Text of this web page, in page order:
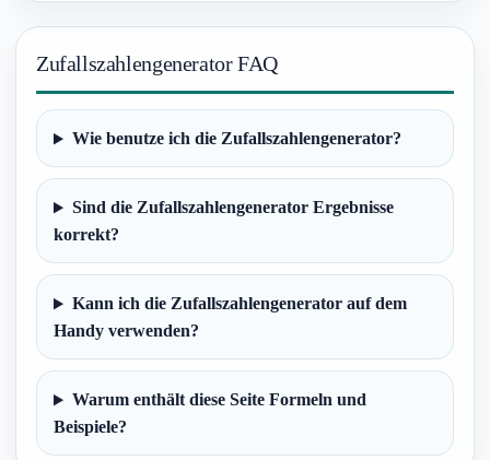
Zufallszahlengenerator FAQ
Wie benutze ich die Zufallszahlengenerator?
Sind die Zufallszahlengenerator Ergebnisse
korrekt?
Kann ich die Zufallszahlengenerator auf dem
Handy verwenden?
Warum enthält diese Seite Formeln und
Beispiele?